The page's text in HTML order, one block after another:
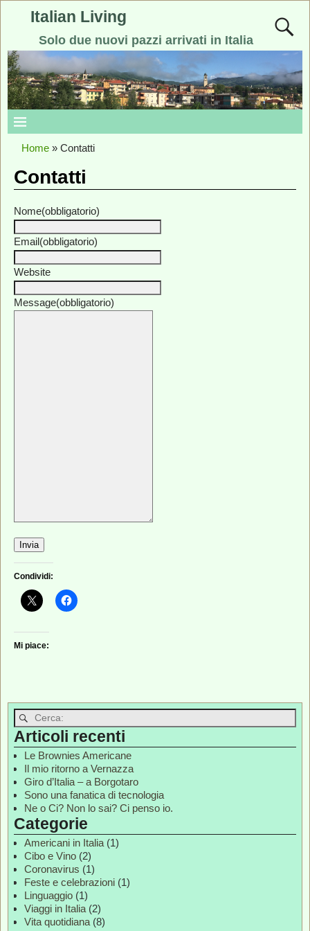
Italian Living
Solo due nuovi pazzi arrivati in Italia
Home » Contatti
Contatti
Nome(obbligatorio)
Email(obbligatorio)
Website
Message(obbligatorio)
Invia
Condividi:
Mi piace:
Articoli recenti
Le Brownies Americane
Il mio ritorno a Vernazza
Giro d’Italia – a Borgotaro
Sono una fanatica di tecnologia
Ne o Ci? Non lo sai? Ci penso io.
Categorie
Americani in Italia (1)
Cibo e Vino (2)
Coronavirus (1)
Feste e celebrazioni (1)
Linguaggio (1)
Viaggi in Italia (2)
Vita quotidiana (8)